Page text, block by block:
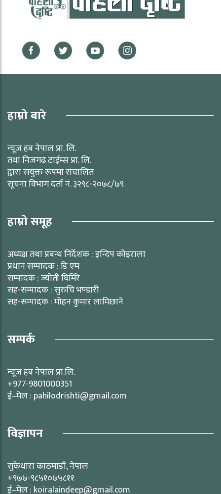
हाम्रो बारे
न्यूज हब नेपाल प्रा. लि.
तथा निजगढ टाईम्स प्रा. लि.
द्वारा संयुक्त रूपमा संचालित
सूचना विभाग दर्ता नं. ३२९८-२०७८/७९
हाम्रो समूह
अध्यक्ष तथा प्रबन्ध निर्देशक : इन्दिप कोइराला
प्रधान सम्पादक : डि एम
सम्पादक : ज्योती घिमिरे
सह-सम्पादक : सुरुचि भण्डारी
सह-सम्पादक : मोहन कुमार लामिछाने
सम्पर्क
न्यूज हब नेपाल प्रा.लि.
+977-9801000351
ई–मेल : pahilodrishti@gmail.com
विज्ञापन
सुकेधारा काठमाडौं, नेपाल
+९७७-९८५१०७५८११
ई–मेल : koiralaindeep@gmail.com